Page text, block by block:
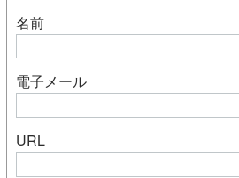
名前
電子メール
URL